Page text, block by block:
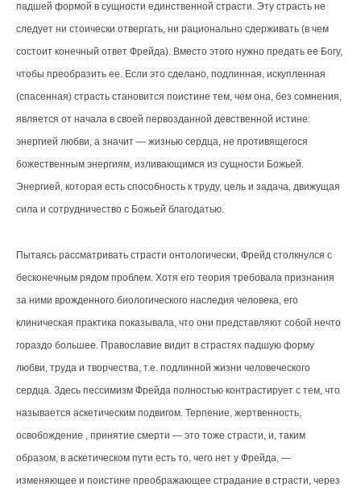
падшей формой в сущности единственной страсти. Эту страсть не
следует ни стоически отвергать, ни рационально сдерживать (в чем
состоит конечный ответ Фрейда). Вместо этого нужно предать ее Богу,
чтобы преобразить ее. Если это сделано, подлинная, искупленная
(спасенная) страсть становится поистине тем, чем она, без сомнения,
является от начала в своей первозданной девственной истине:
энергией любви, а значит — жизнью сердца, не противящегося
божественным энергиям, изливающимся из сущности Божьей.
Энергией, которая есть способность к труду, цель и задача, движущая
сила и сотрудничество с Божьей благодатью.
Пытаясь рассматривать страсти онтологически, Фрейд столкнулся с
бесконечным рядом проблем. Хотя его теория требовала признания
за ними врожденного биологического наследия человека, его
клиническая практика показывала, что они представляют собой нечто
гораздо большее. Православие видит в страстях падшую форму
любви, труда и творчества, т.е. подлинной жизни человеческого
сердца. Здесь пессимизм Фрейда полностью контрастирует с тем, что
называется аскетическим подвигом. Терпение, жертвенность,
освобождение , принятие смерти — это тоже страсти, и, таким
образом, в аскетическом пути есть то, чего нет у Фрейда, —
изменяющее и поистине преображающее страдание в страсти, через